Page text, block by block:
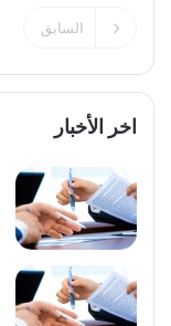
السابق
اخر الأخبار